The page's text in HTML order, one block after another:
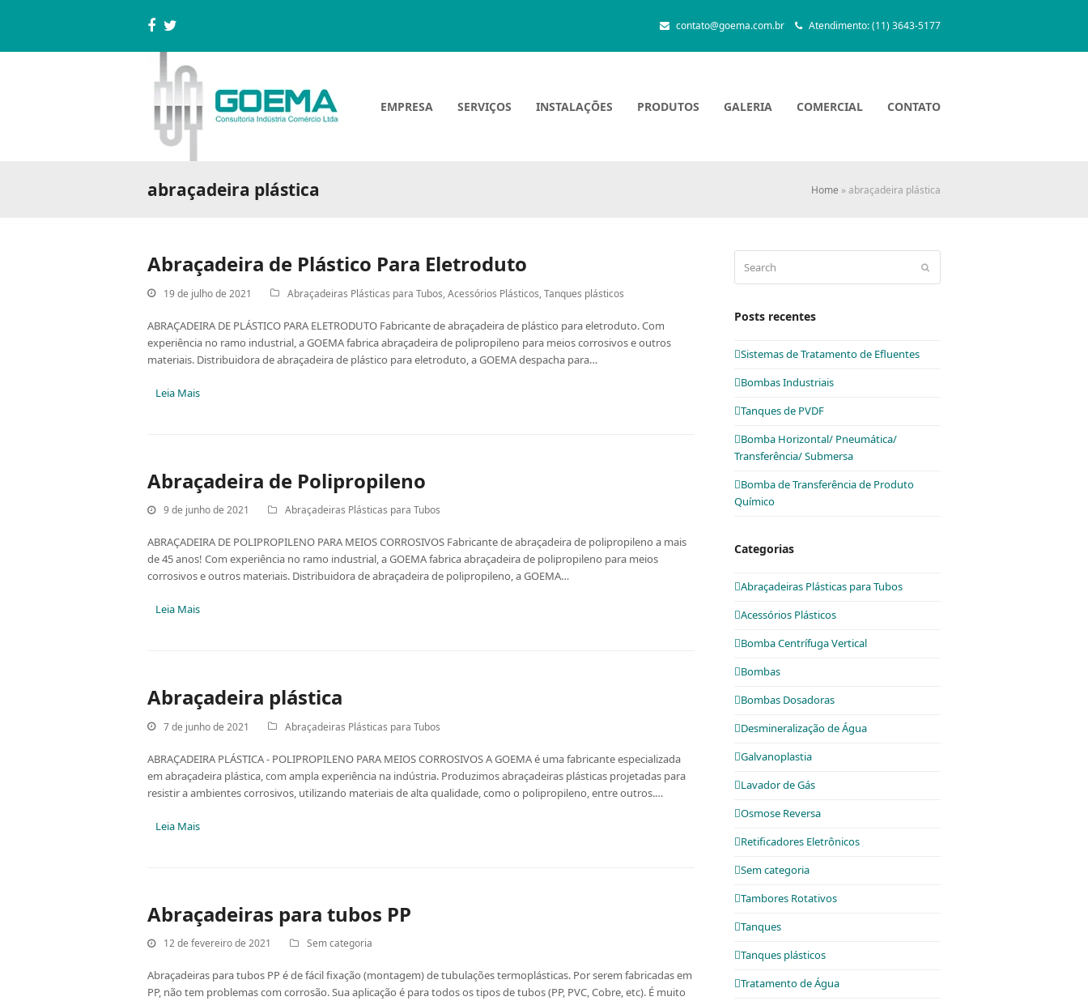
Facebook
Twitter contato@goema.com.br Atendimento: (11) 3643-5177
EMPRESA SERVIÇOS INSTALAÇÕES PRODUTOS GALERIA COMERCIAL CONTATO
abraçadeira plástica Home »abraçadeira plástica
Abraçadeira de Plástico Para Eletroduto
19 de julho de 2021 Abraçadeiras Plásticas para Tubos,Acessórios Plásticos,Tanques plásticos
ABRAÇADEIRA DE PLÁSTICO PARA ELETRODUTO Fabricante de abraçadeira de plástico para eletroduto. Com
experiência no ramo industrial, a GOEMA fabrica abraçadeira de polipropileno para meios corrosivos e outros
materiais. Distribuidora de abraçadeira de plástico para eletroduto, a GOEMA despacha para…
Leia Mais
Abraçadeira de Polipropileno
9 de junho de 2021 Abraçadeiras Plásticas para Tubos
ABRAÇADEIRA DE POLIPROPILENO PARA MEIOS CORROSIVOS Fabricante de abraçadeira de polipropileno a mais
de 45 anos! Com experiência no ramo industrial, a GOEMA fabrica abraçadeira de polipropileno para meios
corrosivos e outros materiais. Distribuidora de abraçadeira de polipropileno, a GOEMA…
Leia Mais
Abraçadeira plástica
7 de junho de 2021 Abraçadeiras Plásticas para Tubos
ABRAÇADEIRA PLÁSTICA - POLIPROPILENO PARA MEIOS CORROSIVOS A GOEMA é uma fabricante especializada
em abraçadeira plástica, com ampla experiência na indústria. Produzimos abraçadeiras plásticas projetadas para
resistir a ambientes corrosivos, utilizando materiais de alta qualidade, como o polipropileno, entre outros.…
Leia Mais
Abraçadeiras para tubos PP
12 de fevereiro de 2021 Sem categoria
Abraçadeiras para tubos PP é de fácil fixação (montagem) de tubulações termoplásticas. Por serem fabricadas em
PP, não tem problemas com corrosão. Sua aplicação é para todos os tipos de tubos (PP, PVC, Cobre, etc). É muito
Posts recentes
Sistemas de Tratamento de Efluentes
Bombas Industriais
Tanques de PVDF
Bomba Horizontal/ Pneumática/
Transferência/ Submersa
Bomba de Transferência de Produto
Químico
Categorias
Abraçadeiras Plásticas para Tubos
Acessórios Plásticos
Bomba Centrífuga Vertical
Bombas
Bombas Dosadoras
Desmineralização de Água
Galvanoplastia
Lavador de Gás
Osmose Reversa
Retificadores Eletrônicos
Sem categoria
Tambores Rotativos
Tanques
Tanques plásticos
Tratamento de Água